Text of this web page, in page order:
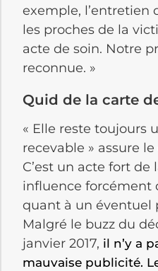
exemple, l’entretien
les proches de la
acte de soin. Notre
reconnue. »
Quid de la carte
« Elle reste toujours
recevable » assure
C’est un acte fort de
influence forcément
quant à un éventuel
Malgré le buzz du
janvier 2017, il n’y a
mauvaise publicité.